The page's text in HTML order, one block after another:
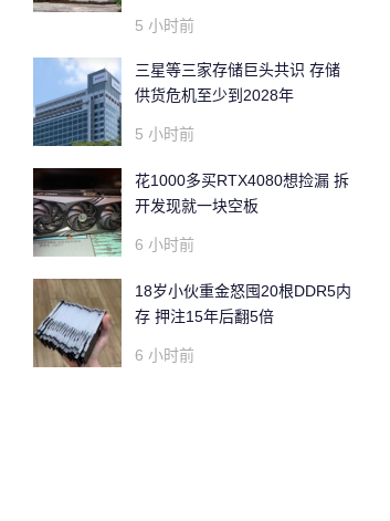
5 小时前
三星等三家存储巨头共识 存储
供货危机至少到2028年
5 小时前
花1000多买RTX4080想捡漏 拆
开发现就一块空板
6 小时前
18岁小伙重金怒囤20根DDR5内
存 押注15年后翻5倍
6 小时前